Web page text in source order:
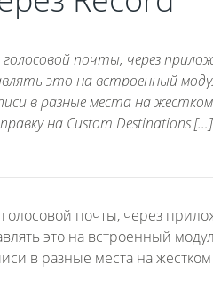
почты, через
это на встроенный
в разные места на
на Custom Destinations […]
почты, через
это на встроенный
в разные места на